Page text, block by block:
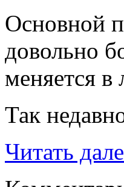
Основной
довольно
меняется
Так
Читать